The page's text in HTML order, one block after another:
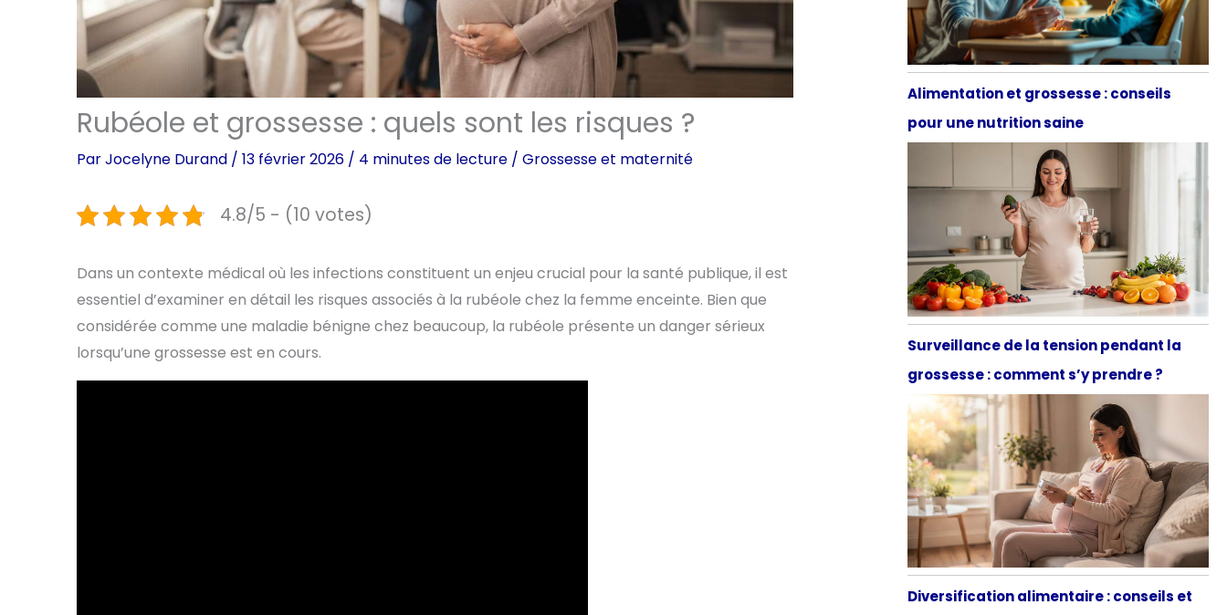
Rubéole et grossesse : quels sont les risques ?
ParJocelyne Durand / 13 février 2026 / 4 minutes de lecture / Grossesse et maternité
4.8/5 - (10 votes)
Dans un contexte médical où les infections constituent un enjeu crucial pour la santé publique, il est
essentiel d’examiner en détail les risques associés à la rubéole chez la femme enceinte. Bien que
considérée comme une maladie bénigne chez beaucoup, la rubéole présente un danger sérieux
lorsqu’une grossesse est en cours.
Alimentation et grossesse : conseils
pour une nutrition saine
Surveillance de la tension pendant la
grossesse : comment s’y prendre ?
Diversification alimentaire : conseils et